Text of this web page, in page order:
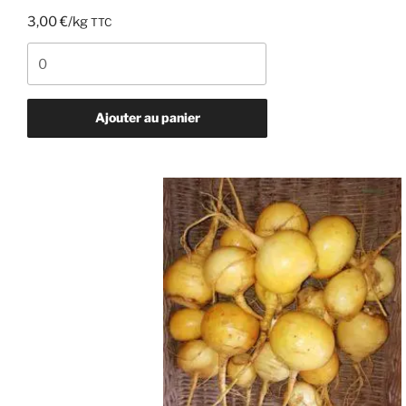
3,00€/kg TTC
Poireaux
Ajouter au panier